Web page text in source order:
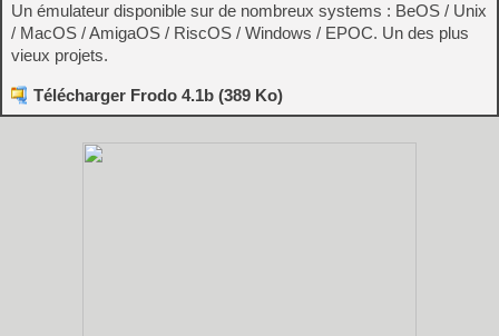
Un émulateur disponible sur de nombreux systems : BeOS / Unix
/ MacOS / AmigaOS / RiscOS / Windows / EPOC. Un des plus
vieux projets.
Télécharger Frodo 4.1b (389 Ko)